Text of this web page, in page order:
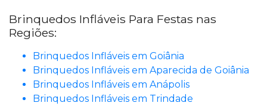
Brinquedos Infláveis Para Festas nas
Regiões:
Brinquedos Infláveis em Goiânia
Brinquedos Infláveis em Aparecida de Goiânia
Brinquedos Infláveis em Anápolis
Brinquedos Infláveis em Trindade